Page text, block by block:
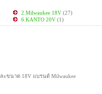
2.Milwaukee 18V (27)
6.KANTO 20V (1)
ะขนาด 18V แบรนด์ Milwaukee